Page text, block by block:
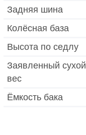
Задняя шина
Колёсная база
Высота по седлу
Заявленный сухой
вес
Ёмкость бака